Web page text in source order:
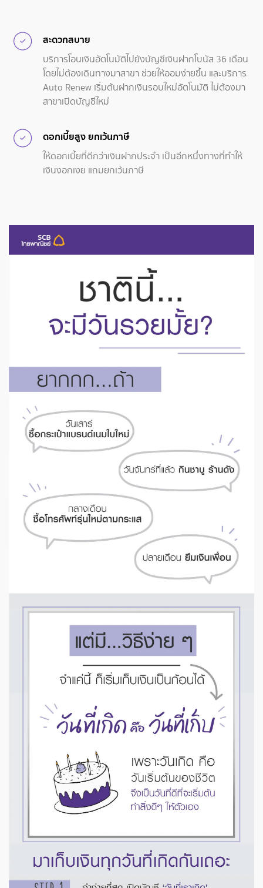
สะดวกสบาย
บริการโอนเงินอัตโนมัติไปยังบัญชีเงินฝากโบนัส 36 เดือน
โดยไม่ต้องเดินทางมาสาขา ช่วยให้ออมง่ายขึ้น และบริการ
Auto Renew เริ่มต้นฝากเงินรอบใหม่อัตโนมัติ ไม่ต้องมา
สาขาเปิดบัญชีใหม่
ดอกเบี้ยสูง ยกเว้นภาษี
ให้ดอกเบี้ยที่ดีกว่าเงินฝากประจำ เป็นอีกหนึ่งทางที่ทำให้
เงินงอกเงย แถมยกเว้นภาษี